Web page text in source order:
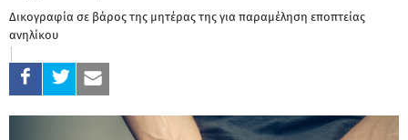
Δικογραφία σε βάρος της μητέρας της για παραμέληση εποπτείας
ανηλίκου